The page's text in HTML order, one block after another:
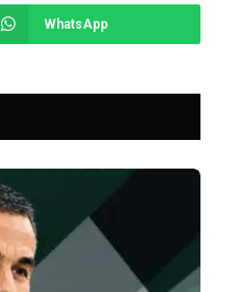
WhatsApp